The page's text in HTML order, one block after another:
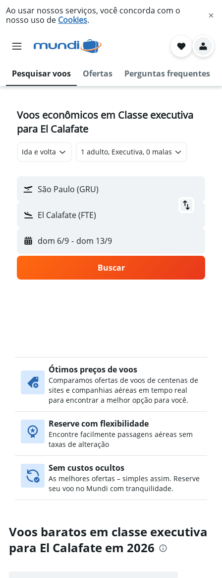
Ao usar nossos serviços, você concorda com o
nosso uso de Cookies.
Pesquisar voos Ofertas Perguntas frequentes
Voos econômicos em Classe executiva
para El Calafate
Ida e volta 1 adulto, Executiva, 0 malas
São Paulo (GRU)
El Calafate (FTE)
dom 6/9 - dom 13/9
Buscar
Ótimos preços de voos
Comparamos ofertas de voos de centenas de
sites e companhias aéreas em tempo real
para encontrar a melhor opção para você.
Reserve com flexibilidade
Encontre facilmente passagens aéreas sem
taxas de alteração
Sem custos ocultos
As melhores ofertas – simples assim. Reserve
seu voo no Mundi com tranquilidade.
Voos baratos em classe executiva
para El Calafate em 2026